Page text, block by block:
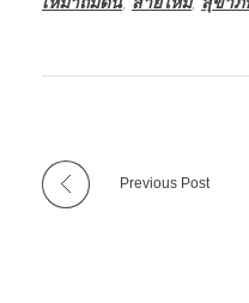
Previous Post